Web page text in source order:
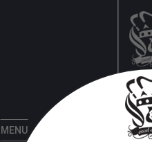
MENU
Ηλεκτρονικά
Smarter Mini Starter Kit